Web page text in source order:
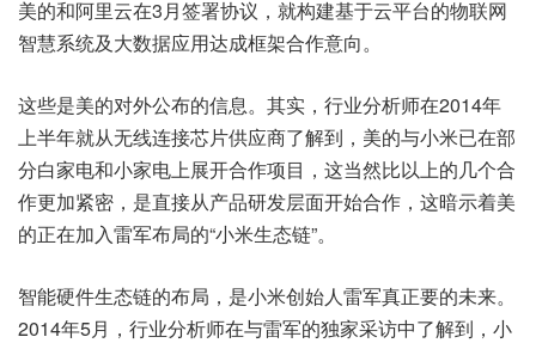
美的和阿里云在3月签署协议，就构建基于云平台的物联网
智慧系统及大数据应用达成框架合作意向。
这些是美的对外公布的信息。其实，行业分析师在2014年
上半年就从无线连接芯片供应商了解到，美的与小米已在部
分白家电和小家电上展开合作项目，这当然比以上的几个合
作更加紧密，是直接从产品研发层面开始合作，这暗示着美
的正在加入雷军布局的“小米生态链”。
智能硬件生态链的布局，是小米创始人雷军真正要的未来。
2014年5月，行业分析师在与雷军的独家采访中了解到，小